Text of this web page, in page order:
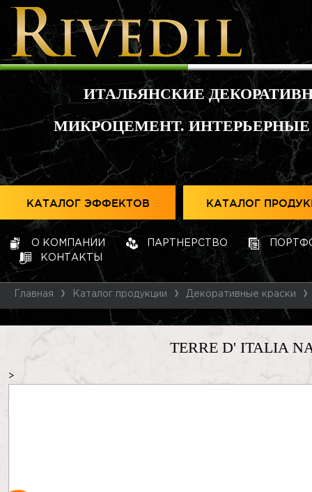
ИТАЛЬЯНСКИЕ
МИКРОЦЕМЕНТ.
КАТАЛОГ ЭФФЕКТОВ КАТАЛОГ
О КОМПАНИИ ПАРТНЕРСТВО
КОНТАКТЫ
Главная Каталог продукции Декоративные краски
TERRE D' ITALIA
>